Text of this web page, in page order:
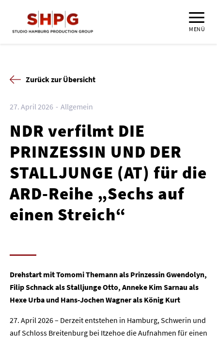
MENÜ
Zurück zur Übersicht
27. April 2026 Allgemein
NDR verfilmt DIE
PRINZESSIN UND DER
STALLJUNGE (AT) für die
ARD-Reihe „Sechs auf
einen Streich“
Drehstart mit Tomomi Themann als Prinzessin Gwendolyn,
Filip Schnack als Stalljunge Otto, Anneke Kim Sarnau als
Hexe Urba und Hans-Jochen Wagner als König Kurt
27. April 2026 – Derzeit entstehen in Hamburg, Schwerin und
auf Schloss Breitenburg bei Itzehoe die Aufnahmen für einen